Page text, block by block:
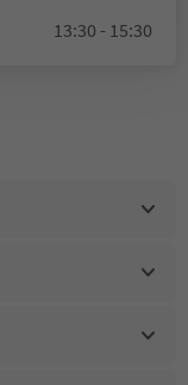
13:30 - 15:30